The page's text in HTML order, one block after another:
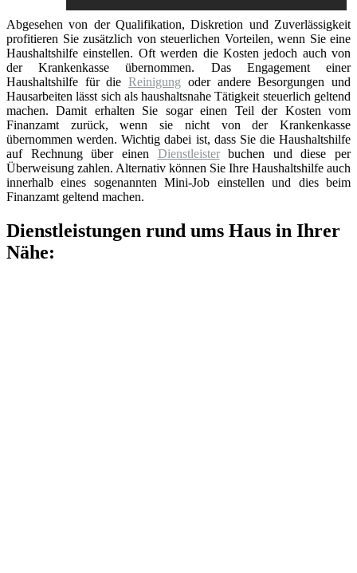
Abgesehen von der Qualifikation, Diskretion und Zuverlässigkeit
profitieren Sie zusätzlich von steuerlichen Vorteilen, wenn Sie eine
Haushaltshilfe einstellen. Oft werden die Kosten jedoch auch von
der Krankenkasse übernommen. Das Engagement einer
Haushaltshilfe für dieReinigung oder andere Besorgungen und
Hausarbeiten lässt sich als haushaltsnahe Tätigkeit steuerlich geltend
machen. Damit erhalten Sie sogar einen Teil der Kosten vom
Finanzamt zurück, wenn sie nicht von der Krankenkasse
übernommen werden. Wichtig dabei ist, dass Sie die Haushaltshilfe
auf Rechnung über einen Dienstleisterbuchen und diese per
Überweisung zahlen. Alternativ können Sie Ihre Haushaltshilfe auch
innerhalb eines sogenannten Mini-Job einstellen und dies beim
Finanzamt geltend machen.
Dienstleistungen rund ums Haus in Ihrer
Nähe: